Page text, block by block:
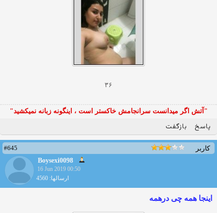
۳۶
"آتش اگر ميدانست سرانجامش خاكستر است ، اينگونه زبانه نميكشيد"
پاسخ بازگفت
کاربر
#645
Boysexi0098
16 Jun 2019 00:50
ارسالها: 4560
اینجا همه چی درهمه